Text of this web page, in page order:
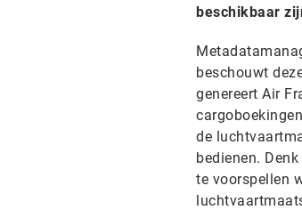
beschikbaar
beschouwt
genereert Air
de
bedienen. Denk
te voorspellen